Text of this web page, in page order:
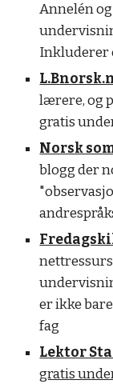
Annelén
Inkluderer
lærere, og
gratis
Norsk
blogg der
er ikke
fag
Lektor
gratis